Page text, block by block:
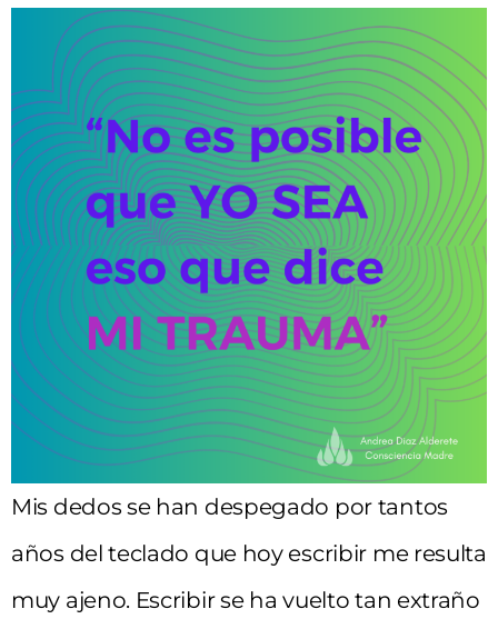
Mis dedos se han despegado por tantos
años del teclado que hoy escribir me resulta
muy ajeno. Escribir se ha vuelto tan extraño